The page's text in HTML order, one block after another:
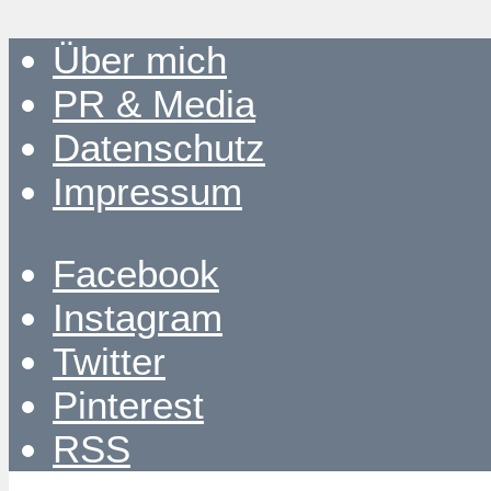
Über mich
PR & Media
Datenschutz
Impressum
Facebook
Instagram
Twitter
Pinterest
RSS